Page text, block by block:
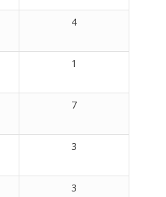
4
1
7
3
3